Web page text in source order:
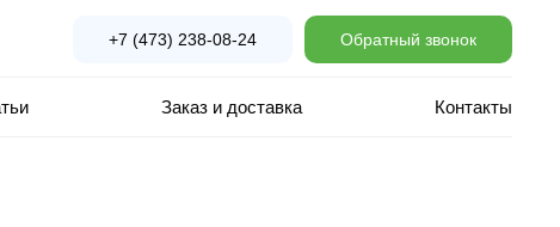
+7 (473) 238-08-24 Обратный звонок
Заказ и доставка Контакты